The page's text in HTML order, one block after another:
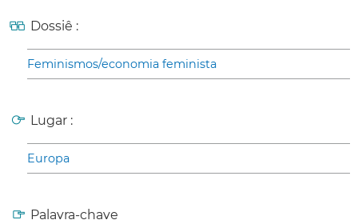
Dossiê :
Feminismos/economia feminista
Lugar :
Europa
Palavra-chave